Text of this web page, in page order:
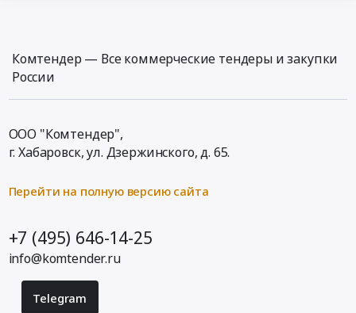
Комтендер — Все коммерческие тендеры и закупки
России
ООО "Комтендер",
г. Хабаровск,ул. Дзержинского, д. 65.
Перейти на полную версию сайта
+7 (495) 646-14-25
info@komtender.ru
Telegram